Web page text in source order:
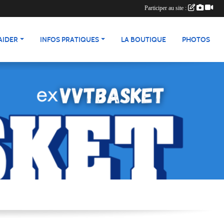
INFOS PRATIQUES LA BOUTIQUE PHOTOS
Participer au site :